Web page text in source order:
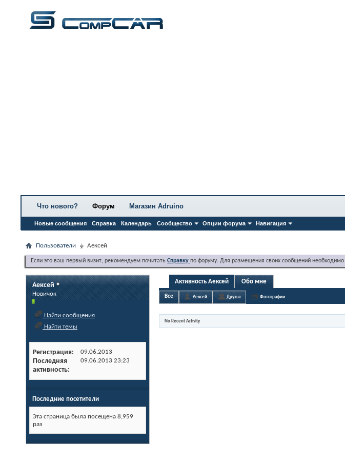
Что нового? Форум
Новые сообщения Справка Календарь Сообщество Опции форума Навигация
Магазин Adruino
Пользователи Аексей
Если это ваш первый визит, рекомендуем почитать Справку по форуму. Для размещения своих сообщений необходимо
Аексей
Новичок
Найти сообщения
Найти темы
Регистрация 09.06.2013
Последняя
активность
09.06.2013 23:23
Последние посетители
Эта страница была посещена 8,959
раз
Активность Аексей Обо мне
Все Аексей Друзья Фотографии
No Recent Activity